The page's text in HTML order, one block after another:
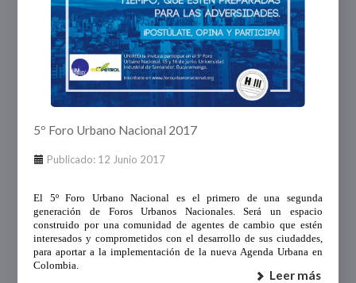
5º Foro Urbano Nacional 2017
Publicado: 12 Junio 2017
El 5º Foro Urbano Nacional es el primero de una segunda
generación de Foros Urbanos Nacionales. Será un espacio
construido por una comunidad de agentes de cambio que estén
interesados y comprometidos con el desarrollo de sus ciudaddes,
para aportar a la implementación de la nueva Agenda Urbana en
Colombia.
Leer más